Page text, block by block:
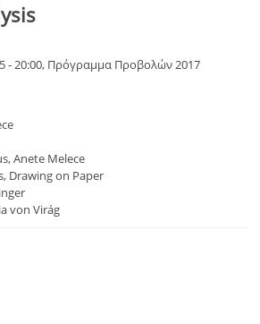
- 20:00, Πρόγραμμα Προβολών 2017
Anete Melece
Drawing on Paper
von Virág